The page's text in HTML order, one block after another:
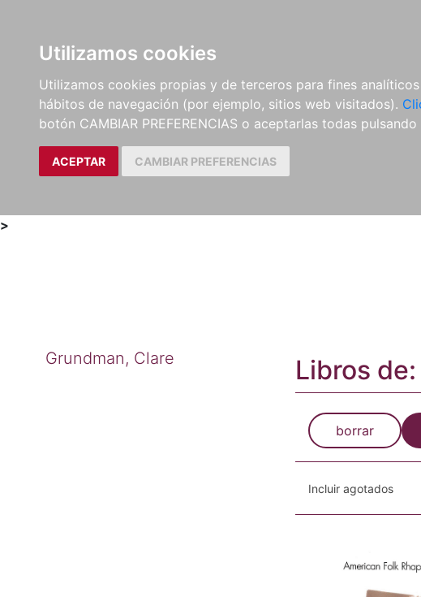
Utilizamos cookies
Utilizamos cookies propias y de terceros para fines
hábitos de navegación (por ejemplo, sitios web visitados).
botón CAMBIAR PREFERENCIAS o aceptarlas todas pulsando
ACEPTAR CAMBIAR PREFERENCIAS
LIBROS
MÉTODOS Y
EJERCICIOS
PARTITURAS Y EDICIONES
CRÍTICAS
>
Grundman, Clare Libros
borrar
Incluir agotados